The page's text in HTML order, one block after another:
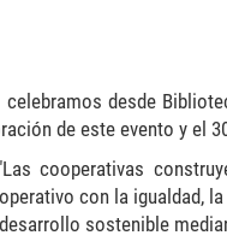
celebramos desde
de este evento y el
cooperativas
con la igualdad,
sostenible